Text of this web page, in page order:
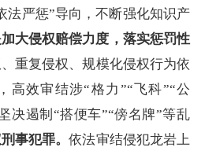
法严惩”导向，不断强化知识产
大侵权赔偿力度， 落实惩罚性
重复侵权、规模化侵权行为依
高效审结涉“格力”“飞科”“公
决遏制“搭便车”“傍名牌”等乱
事犯罪。依法审结侵犯龙岩上